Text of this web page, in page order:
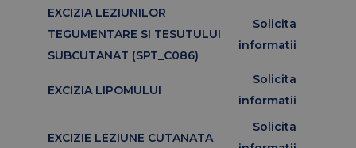
EXCIZIA LEZIUNILOR
TEGUMENTARE SI TESUTULUI
SUBCUTANAT (SPT_C086)
Solicita
informatii
EXCIZIA LIPOMULUI
Solicita
informatii
EXCIZIE LEZIUNE CUTANATA
Solicita